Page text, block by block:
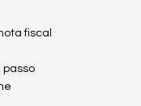
fiscal
passo